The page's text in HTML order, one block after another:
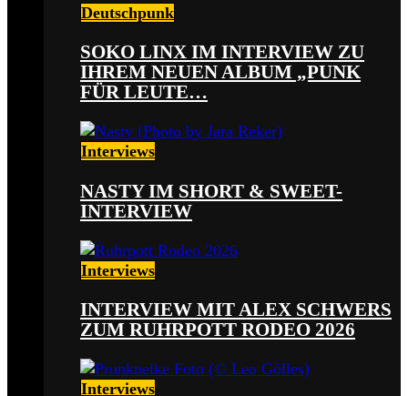
Deutschpunk
SOKO LINX IM INTERVIEW ZU
IHREM NEUEN ALBUM „PUNK
FÜR LEUTE…
Interviews
NASTY IM SHORT & SWEET-
INTERVIEW
Interviews
INTERVIEW MIT ALEX SCHWERS
ZUM RUHRPOTT RODEO 2026
Interviews